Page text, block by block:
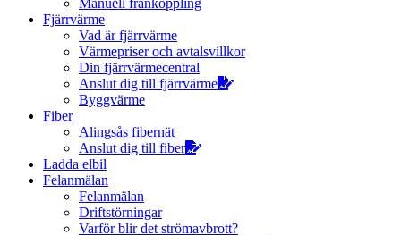
Manuell frånkoppling
Fjärrvärme
Vad är fjärrvärme
Värmepriser och avtalsvillkor
Din fjärrvärmecentral
Anslut dig till fjärrvärme
Byggvärme
Fiber
Alingsås fibernät
Anslut dig till fiber
Ladda elbil
Felanmälan
Felanmälan
Driftstörningar
Varför blir det strömavbrott?